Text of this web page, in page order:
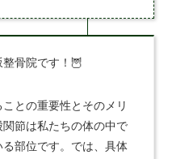
骨院です！🦉
との重要性とそのメリ
節は私たちの体の中で
部位です。では、具体